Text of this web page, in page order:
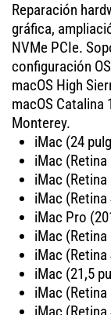
Reparación
gráfica,
NVMe PCIe.
configuración
macOS High
macOS Catalina
Monterey.
iMac (24
iMac (Retina
iMac (Retina
iMac (Retina
iMac Pro
iMac (Retina
iMac (Retina
iMac (21,5
iMac (Retina